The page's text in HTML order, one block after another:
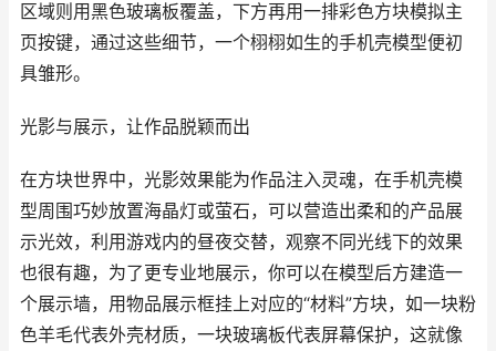
区域则用黑色玻璃板覆盖，下方再用一排彩色方块模拟主
页按键，通过这些细节，一个栩栩如生的手机壳模型便初
具雏形。
光影与展示，让作品脱颖而出
在方块世界中，光影效果能为作品注入灵魂，在手机壳模
型周围巧妙放置海晶灯或萤石，可以营造出柔和的产品展
示光效，利用游戏内的昼夜交替，观察不同光线下的效果
也很有趣，为了更专业地展示，你可以在模型后方建造一
个展示墙，用物品展示框挂上对应的“材料”方块，如一块粉
色羊毛代表外壳材质，一块玻璃板代表屏幕保护，这就像